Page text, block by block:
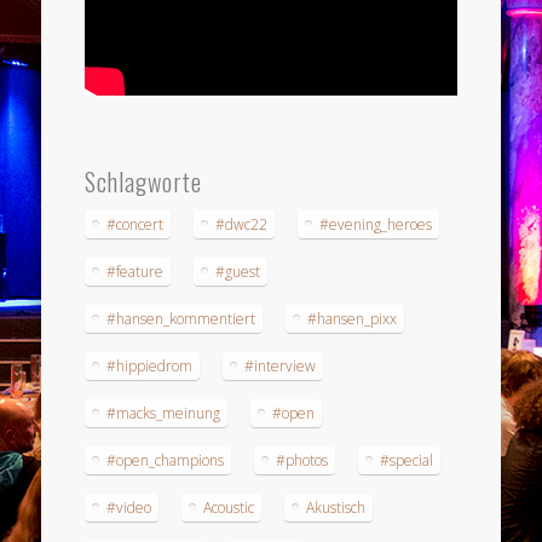
Schlagworte
#concert #dwc22 #evening_heroes
#feature #guest
#hansen_kommentiert #hansen_pixx
#hippiedrom #interview
#macks_meinung #open
#open_champions #photos #special
#video Acoustic Akustisch